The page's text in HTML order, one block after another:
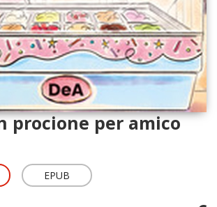
procione per amico
EPUB